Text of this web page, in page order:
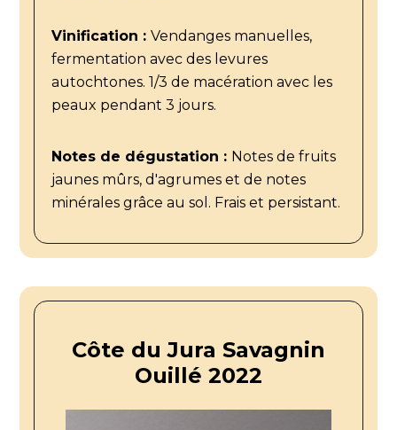
Vinification : Vendanges manuelles,
fermentation avec des levures
autochtones. 1/3 de macération avec les
peaux pendant 3 jours.
Notes de dégustation : Notes de fruits
jaunes mûrs, d'agrumes et de notes
minérales grâce au sol. Frais et persistant.
Côte du Jura Savagnin
Ouillé 2022